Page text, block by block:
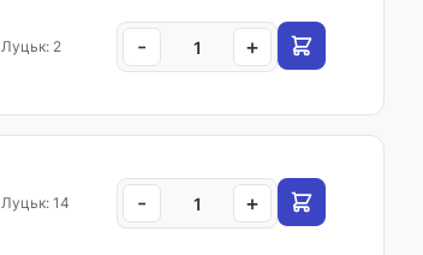
Луцьк: 2 - +
Луцьк: 14 - +